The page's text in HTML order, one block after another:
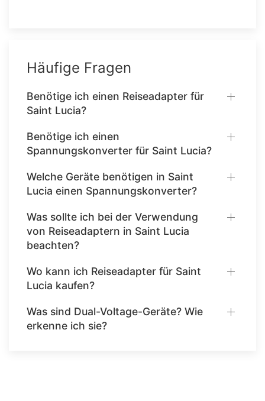
Häufige Fragen
Benötige ich einen Reiseadapter für
Saint Lucia?
Benötige ich einen
Spannungskonverter für Saint Lucia?
Welche Geräte benötigen in Saint
Lucia einen Spannungskonverter?
Was sollte ich bei der Verwendung
von Reiseadaptern in Saint Lucia
beachten?
Wo kann ich Reiseadapter für Saint
Lucia kaufen?
Was sind Dual-Voltage-Geräte? Wie
erkenne ich sie?